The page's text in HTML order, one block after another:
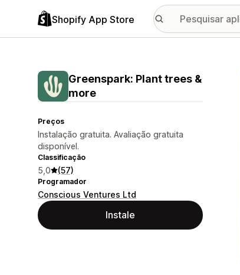
Shopify App Store
Greenspark: Plant trees &
more
Preços
Instalação gratuita. Avaliação gratuita
disponível.
Classificação
5,0 (57)
Programador
Conscious Ventures Ltd
Instale